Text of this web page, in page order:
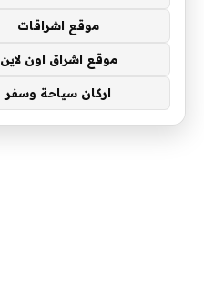
موقع اشراقات
موقع اشراق اون لاين
اركان سياحة وسفر